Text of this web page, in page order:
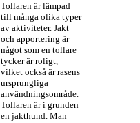
Tollaren är lämpad
till många olika typer
av aktiviteter. Jakt
och apportering är
något som en tollare
tycker är roligt,
vilket också är rasens
ursprungliga
användningsområde.
Tollaren är i grunden
en jakthund. Man